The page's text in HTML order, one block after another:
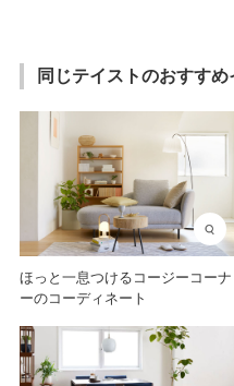
同じテイストのおすす
ほっと一息つけるコージーコーナ
ーのコーディネート